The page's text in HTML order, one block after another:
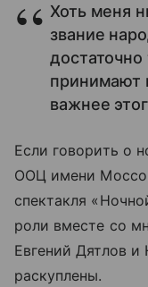
Хоть меня
звание
принимают
важнее
Если говорить о
ООЦ имени
спектакля
роли вместе со
Евгений Дятлов
раскуплены.